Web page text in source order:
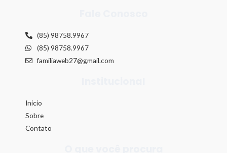
(85) 98758.9967
(85) 98758.9967
familiaweb27@gmail.com
Inicio
Sobre
Contato